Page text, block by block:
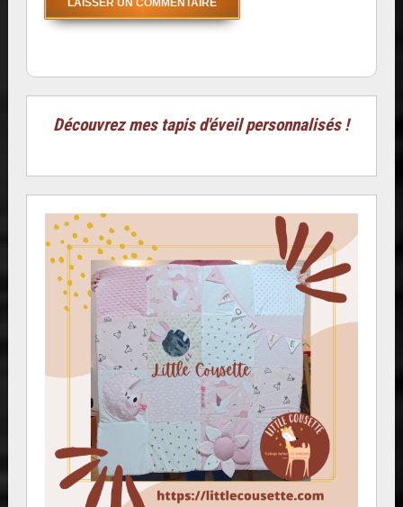
Découvrez mes tapis d'éveil personnalisés !